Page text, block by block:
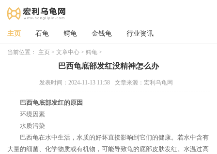
主页 石龟 鳄龟 金钱龟 行业资讯
当前位置： 主页 > 文章中心 > 鳄龟 >
巴西龟底部发红没精神怎么办
发表时间：2024-11-13 11:58 文章来源：宏利乌龟网
巴西龟底部发红的原因
环境因素
水质污染
巴西龟在水中生活，水质的好坏直接影响到它们的健康。若水中含有
大量的细菌、化学物质或有机物，可能导致龟的底部皮肤发红。水温过高